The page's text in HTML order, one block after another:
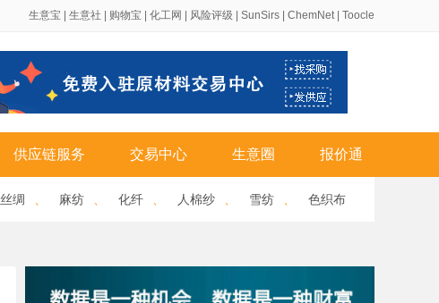
生意宝 生意社 购物宝 化工网 风险评级 SunSirs ChemNet| Toocle
供应链服务 交易中心 生意圈 报价通
丝绸 麻纺 化纤 人棉纱 雪纺 色织布